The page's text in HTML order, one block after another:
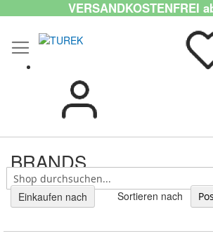
VERSANDKOSTENFREI
BRANDS
Sortieren nach
Einkaufen nach